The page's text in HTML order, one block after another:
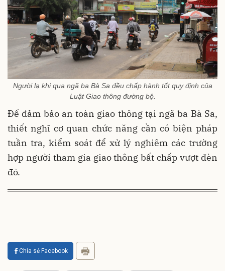
Người lạ khi qua ngã ba Bà Sa đều chấp hành tốt quy định của
Luật Giao thông đường bộ.
Để đảm bảo an toàn giao thông tại ngã ba Bà Sa,
thiết nghĩ cơ quan chức năng cần có biện pháp
tuần tra, kiểm soát để xử lý nghiêm các trường
hợp người tham gia giao thông bất chấp vượt đèn
đỏ.
Chia sẻ Facebook